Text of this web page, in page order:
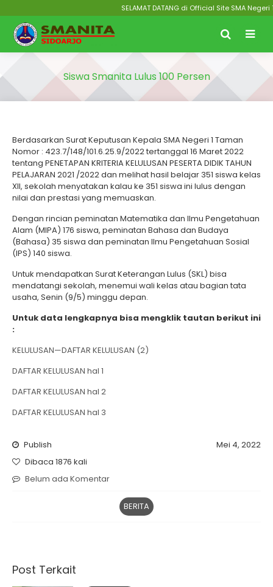
SELAMAT DATANG di Official Site SMA Negeri
Siswa Smanita Lulus 100 Persen
Berdasarkan Surat Keputusan Kepala SMA Negeri 1 Taman
Nomor : 423.7/148/101.6.25.9/2022 tertanggal 16 Maret 2022
tentang PENETAPAN KRITERIA KELULUSAN PESERTA DIDIK TAHUN
PELAJARAN 2021 /2022 dan melihat hasil belajar 351 siswa kelas
XII, sekolah menyatakan kalau ke 351 siswa ini lulus dengan
nilai dan prestasi yang memuaskan.
Dengan rincian peminatan Matematika dan Ilmu Pengetahuan
Alam (MIPA) 176 siswa, peminatan Bahasa dan Budaya
(Bahasa) 35 siswa dan peminatan Ilmu Pengetahuan Sosial
(IPS) 140 siswa.
Untuk mendapatkan Surat Keterangan Lulus (SKL) bisa
mendatangi sekolah, menemui wali kelas atau bagian tata
usaha, Senin (9/5) minggu depan.
Untuk data lengkapnya bisa mengklik tautan berikut ini
:
KELULUSAN—DAFTAR KELULUSAN (2)
DAFTAR KELULUSAN hal 1
DAFTAR KELULUSAN hal 2
DAFTAR KELULUSAN hal 3
Publish
Mei 4, 2022
Dibaca 1876 kali
Belum ada Komentar
BERITA
Post Terkait